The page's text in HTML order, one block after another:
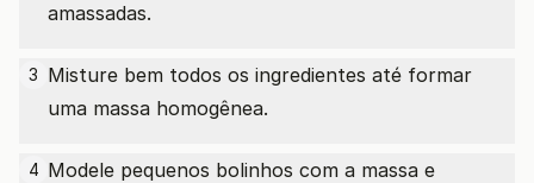
amassadas.
3 Misture bem todos os ingredientes até formar
uma massa homogênea.
4 Modele pequenos bolinhos com a massa e